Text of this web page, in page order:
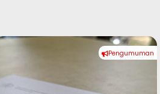
Pengumuman
#